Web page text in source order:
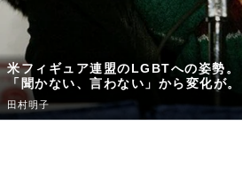
米フィギュア連盟のLGBTへの姿勢。
「聞かない、言わない」から変化が。
田村明子